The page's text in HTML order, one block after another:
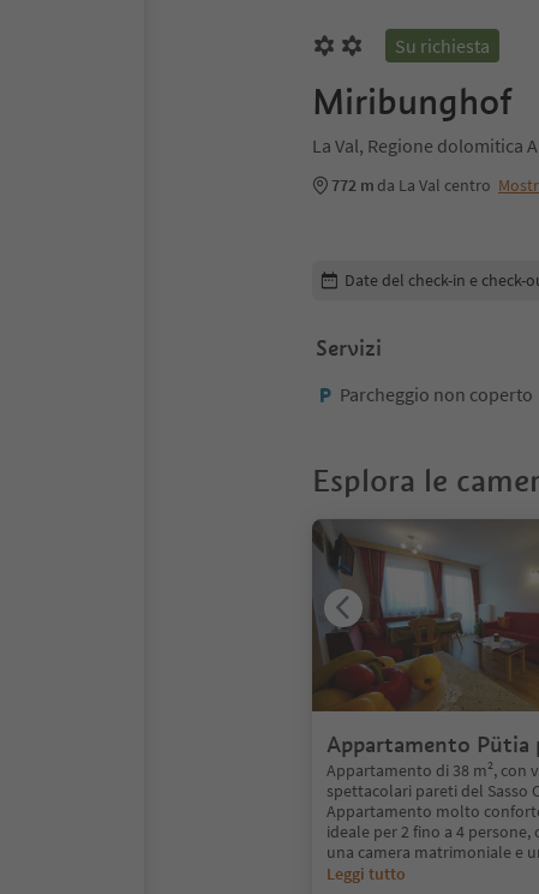
Su richiesta
Miribunghof
La Val, Regione dolomitica
772 m da La Val centro
Modifica i dettagli della
Date del check-in e check-
Servizi
Parcheggio non coperto
Esplora le
Appartamento Pütia
persone
Appartamento di 38 m², con
spettacolari pareti del Sasso
Appartamento molto
ideale per 2 fino a 4 persone,
una camera matrimoniale e
Leggi tutto